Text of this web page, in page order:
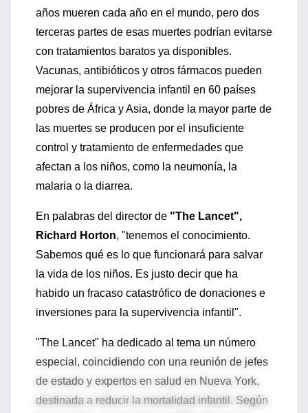
años mueren cada año en el mundo, pero dos
terceras partes de esas muertes podrían evitarse
con tratamientos baratos ya disponibles.
Vacunas, antibióticos y otros fármacos pueden
mejorar la supervivencia infantil en 60 países
pobres de África y Asia, donde la mayor parte de
las muertes se producen por el insuficiente
control y tratamiento de enfermedades que
afectan a los niños, como la neumonía, la
malaria o la diarrea.
En palabras del director de "The Lancet",
Richard Horton, "tenemos el conocimiento.
Sabemos qué es lo que funcionará para salvar
la vida de los niños. Es justo decir que ha
habido un fracaso catastrófico de donaciones e
inversiones para la supervivencia infantil".
"The Lancet" ha dedicado al tema un número
especial, coincidiendo con una reunión de jefes
de estado y expertos en salud en Nueva York,
destinada a reducir la mortalidad infantil. Según